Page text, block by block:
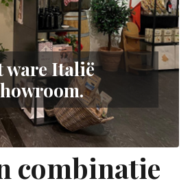
ware Italië
combinatie